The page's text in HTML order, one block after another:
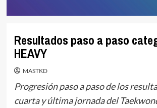
Resultados paso a paso
HEAVY
MASTKD
Progresión paso a paso de los
cuarta y última jornada del